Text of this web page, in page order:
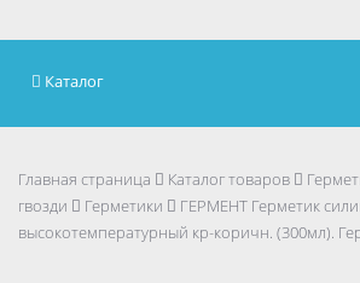
Каталог
Главная страница Каталог товаров
гвозди
Герметики
ГЕРМЕНТ Герметик
высокотемпературный кр-коричн. (300мл).